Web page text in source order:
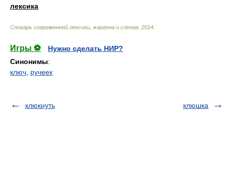
лексика
Cловарь современной лексики, жаргона и сленга 2014
Игры ⚽
Нужно сделать НИР?
Синонимы:
ключ ручеек
клюкнуть клюшка